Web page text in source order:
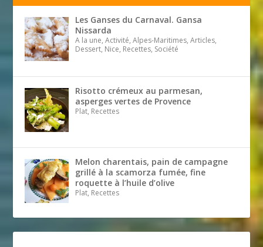
Les Ganses du Carnaval. Gansa
Nissarda
A la une, Activité, Alpes-Maritimes, Articles,
Dessert, Nice, Recettes, Société
Risotto crémeux au parmesan,
asperges vertes de Provence
Plat, Recettes
Melon charentais, pain de campagne
grillé à la scamorza fumée, fine
roquette à l’huile d’olive
Plat, Recettes